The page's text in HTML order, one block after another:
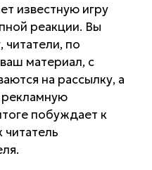
известную игру
реакции. Вы
читатели, по
материал, с
на рассылку, а
рекламную
побуждает к